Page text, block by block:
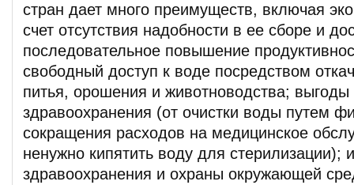
стран дает много преимуществ, включая
счет отсутствия надобности в ее сборе и
последовательное повышение
свободный доступ к воде посредством
питья, орошения и животноводства; выгоды
здравоохранения (от очистки воды путем
сокращения расходов на медицинское
ненужно кипятить воду для стерилизации);
здравоохранения и охраны окружающей